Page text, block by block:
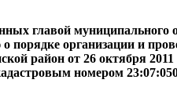
главой муниципального
порядке организации и
район от 26 октября
номером